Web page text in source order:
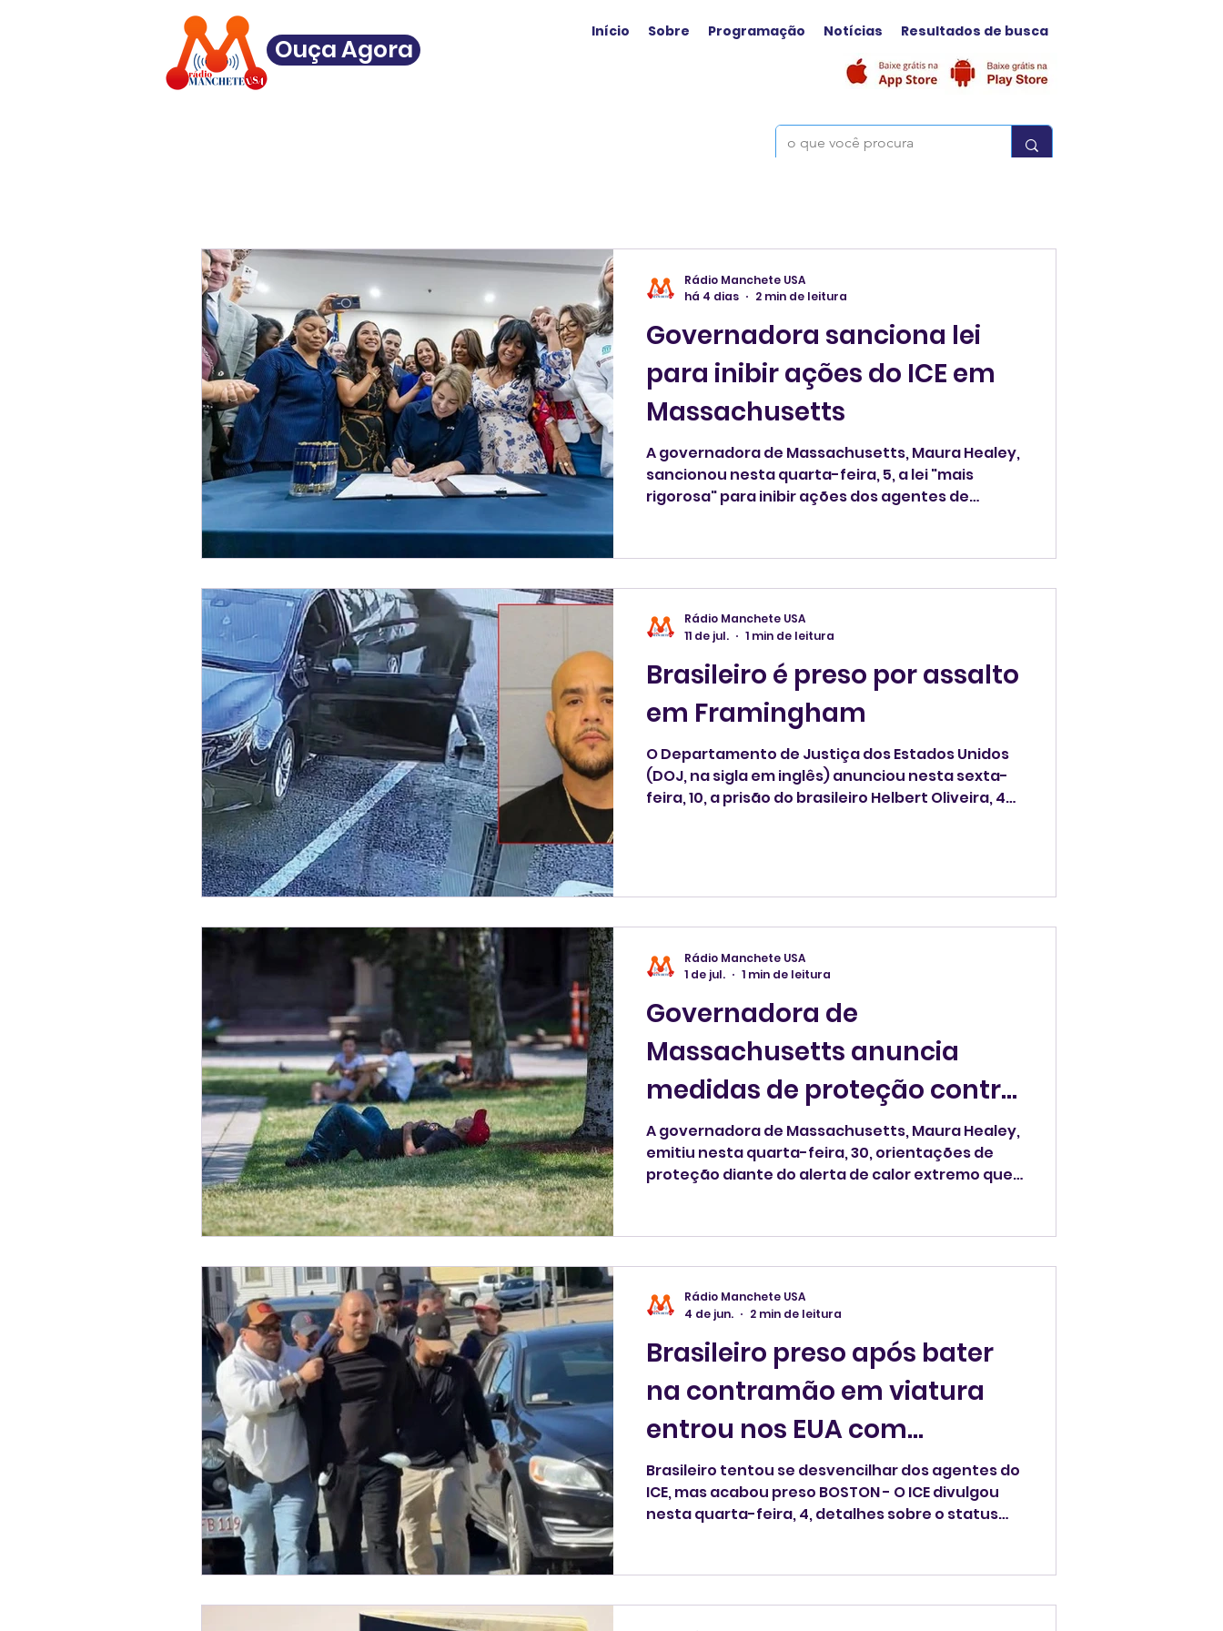
Ouça Agora
Início Sobre Programação Notícias Resultados de busca
Governadora sanciona lei
para inibir ações do ICE em
Massachusetts
A governadora de Massachusetts, Maura Healey,
sancionou nesta quarta-feira, 5, a lei "mais
rigorosa" para inibir ações dos agentes de
Rádio Manchete USA
há 4 dias
2 min de leitura
Brasileiro é preso por assalto
em Framingham
O Departamento de Justiça dos Estados Unidos
(DOJ, na sigla em inglês) anunciou nesta sexta-
feira, 10, a prisão do brasileiro Helbert Oliveira, 47
Rádio Manchete USA
11 de jul.
1 min de leitura
Governadora de
Massachusetts anuncia
medidas de proteção contra
calor intenso
A governadora de Massachusetts, Maura Healey,
emitiu nesta quarta-feira, 30, orientações de
proteção diante do alerta de calor extremo que
da Independência dos Estados Unidos.
Rádio Manchete USA
1 de jul.
1 min de leitura
Brasileiro preso após bater
na contramão em viatura
entrou nos EUA com
passaporte europeu
Brasileiro tentou se desvencilhar dos agentes do
ICE, mas acabou preso BOSTON - O ICE divulgou
nesta quarta-feira, 4, detalhes sobre o status
antes ao chegar na Corte de Peabody em,
Massachusetts, para uma audiência para
Rádio Manchete USA
4 de jun.
2 min de leitura